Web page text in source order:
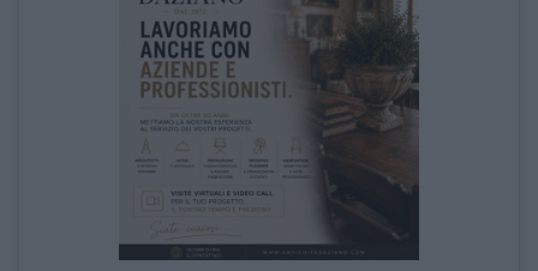
CATALOGO COMPLETO
MOBILI
CAMERE